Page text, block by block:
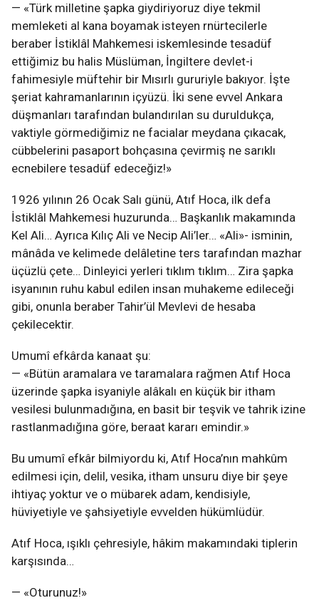
— «Türk milletine şapka giydiriyoruz diye tekmil
memleketi al kana boyamak isteyen rnürtecilerle
beraber İstiklâl Mahkemesi iskemlesinde tesadüf
ettiğimiz bu halis Müslüman, İngiltere devlet-i
fahimesiyle müftehir bir Mısırlı gururiyle bakıyor. İşte
şeriat kahramanlarının içyüzü. İki sene evvel Ankara
düşmanları tarafından bulandırılan su duruldukça,
vaktiyle görmediğimiz ne facialar meydana çıkacak,
cübbelerini pasaport bohçasına çevirmiş ne sarıklı
ecnebilere tesadüf edeceğiz!»
1926 yılının 26 Ocak Salı günü, Atıf Hoca, ilk defa
İstiklâl Mahkemesi huzurunda… Başkanlık makamında
Kel Ali… Ayrıca Kılıç Ali ve Necip Ali’ler… «Ali»- isminin,
mânâda ve kelimede delâletine ters tarafından mazhar
üçüzlü çete… Dinleyici yerleri tıklım tıklım… Zira şapka
isyanının ruhu kabul edilen insan muhakeme edileceği
gibi, onunla beraber Tahir’ül Mevlevi de hesaba
çekilecektir.
Umumî efkârda kanaat şu:
— «Bütün aramalara ve taramalara rağmen Atıf Hoca
üzerinde şapka isyaniyle alâkalı en küçük bir itham
vesilesi bulunmadığına, en basit bir teşvik ve tahrik izine
rastlanmadığına göre, beraat kararı emindir.»
Bu umumî efkâr bilmiyordu ki, Atıf Hoca’nın mahkûm
edilmesi için, delil, vesika, itham unsuru diye bir şeye
ihtiyaç yoktur ve o mübarek adam, kendisiyle,
hüviyetiyle ve şahsiyetiyle evvelden hükümlüdür.
Atıf Hoca, ışıklı çehresiyle, hâkim makamındaki tiplerin
karşısında…
— «Oturunuz!»